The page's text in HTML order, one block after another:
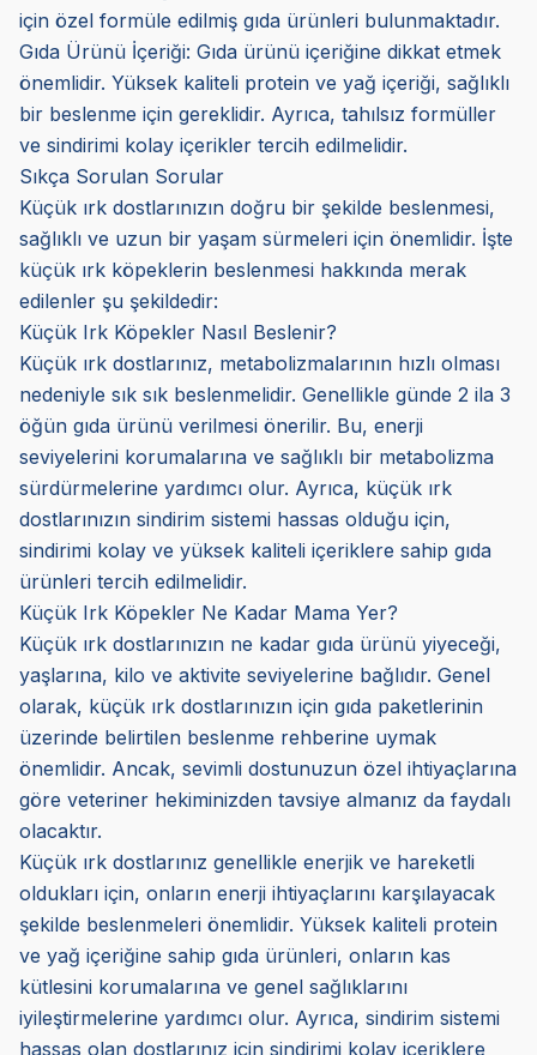
için özel formüle edilmiş gıda ürünleri bulunmaktadır.
Gıda Ürünü İçeriği: Gıda ürünü içeriğine dikkat etmek
önemlidir. Yüksek kaliteli protein ve yağ içeriği, sağlıklı
bir beslenme için gereklidir. Ayrıca, tahılsız formüller
ve sindirimi kolay içerikler tercih edilmelidir.
Sıkça Sorulan Sorular
Küçük ırk dostlarınızın doğru bir şekilde beslenmesi,
sağlıklı ve uzun bir yaşam sürmeleri için önemlidir. İşte
küçük ırk köpeklerin beslenmesi hakkında merak
edilenler şu şekildedir:
Küçük Irk Köpekler Nasıl Beslenir?
Küçük ırk dostlarınız, metabolizmalarının hızlı olması
nedeniyle sık sık beslenmelidir. Genellikle günde 2 ila 3
öğün gıda ürünü verilmesi önerilir. Bu, enerji
seviyelerini korumalarına ve sağlıklı bir metabolizma
sürdürmelerine yardımcı olur. Ayrıca, küçük ırk
dostlarınızın sindirim sistemi hassas olduğu için,
sindirimi kolay ve yüksek kaliteli içeriklere sahip gıda
ürünleri tercih edilmelidir.
Küçük Irk Köpekler Ne Kadar Mama Yer?
Küçük ırk dostlarınızın ne kadar gıda ürünü yiyeceği,
yaşlarına, kilo ve aktivite seviyelerine bağlıdır. Genel
olarak, küçük ırk dostlarınızın için gıda paketlerinin
üzerinde belirtilen beslenme rehberine uymak
önemlidir. Ancak, sevimli dostunuzun özel ihtiyaçlarına
göre veteriner hekiminizden tavsiye almanız da faydalı
olacaktır.
Küçük ırk dostlarınız genellikle enerjik ve hareketli
oldukları için, onların enerji ihtiyaçlarını karşılayacak
şekilde beslenmeleri önemlidir. Yüksek kaliteli protein
ve yağ içeriğine sahip gıda ürünleri, onların kas
kütlesini korumalarına ve genel sağlıklarını
iyileştirmelerine yardımcı olur. Ayrıca, sindirim sistemi
hassas olan dostlarınız için sindirimi kolay içeriklere